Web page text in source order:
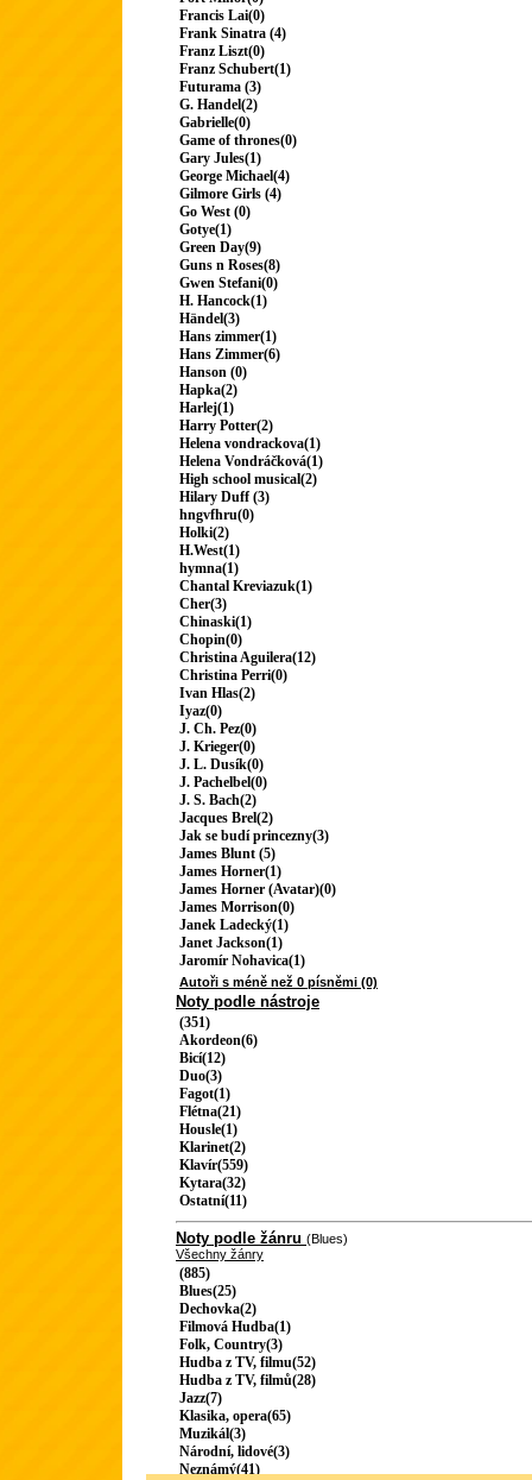
Francis Lai(0)
Frank Sinatra (4)
Franz Liszt(0)
Franz Schubert(1)
Futurama (3)
G. Handel(2)
Gabrielle(0)
Game of thrones(0)
Gary Jules(1)
George Michael(4)
Gilmore Girls (4)
Go West (0)
Gotye(1)
Green Day(9)
Guns n Roses(8)
Gwen Stefani(0)
H. Hancock(1)
Händel(3)
Hans zimmer(1)
Hans Zimmer(6)
Hanson (0)
Hapka(2)
Harlej(1)
Harry Potter(2)
Helena vondrackova(1)
Helena Vondráčková(1)
High school musical(2)
Hilary Duff (3)
hngvfhru(0)
Holki(2)
H.West(1)
hymna(1)
Chantal Kreviazuk(1)
Cher(3)
Chinaski(1)
Chopin(0)
Christina Aguilera(12)
Christina Perri(0)
Ivan Hlas(2)
Iyaz(0)
J. Ch. Pez(0)
J. Krieger(0)
J. L. Dusík(0)
J. Pachelbel(0)
J. S. Bach(2)
Jacques Brel(2)
Jak se budí princezny(3)
James Blunt (5)
James Horner(1)
James Horner (Avatar)(0)
James Morrison(0)
Janek Ladecký(1)
Janet Jackson(1)
Jaromír Nohavica(1)
Autoři s méně než 0 písněmi (0)
Noty podle nástroje
(351)
Akordeon(6)
Bicí(12)
Duo(3)
Fagot(1)
Flétna(21)
Housle(1)
Klarinet(2)
Klavír(559)
Kytara(32)
Ostatní(11)
Noty podle žánru (Blues)
Všechny žánry
(885)
Blues(25)
Dechovka(2)
Filmová Hudba(1)
Folk, Country(3)
Hudba z TV, filmu(52)
Hudba z TV, filmů(28)
Jazz(7)
Klasika, opera(65)
Muzikál(3)
Národní, lidové(3)
Neznámý(41)